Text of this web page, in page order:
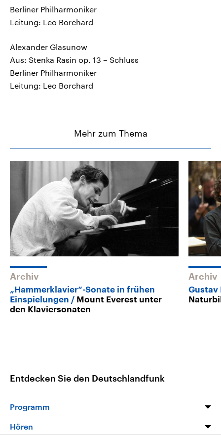
Berliner Philharmoniker
Leitung: Leo Borchard
Alexander Glasunow
Aus: Stenka Rasin op. 13 – Schluss
Berliner Philharmoniker
Leitung: Leo Borchard
Mehr zum Thema
Archiv
„Hammerklavier“-Sonate in frühen
Einspielungen
Mount Everest unter
den Klaviersonaten
Archiv
Gustav
Entdecken Sie den Deutschlandfunk
Programm
Programm
Hören